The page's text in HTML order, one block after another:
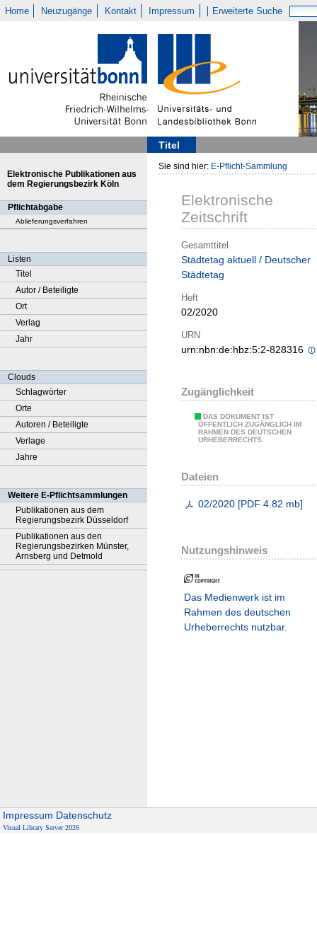
Home Neuzugänge Kontakt Impressum Erweiterte Suche
Titel
Elektronische Publikationen aus
dem Regierungsbezirk Köln
Pflichtabgabe
Ablieferungsverfahren
Listen
Titel
Autor / Beteiligte
Ort
Verlag
Jahr
Clouds
Schlagwörter
Orte
Autoren / Beteiligte
Verlage
Jahre
Weitere E-Pflichtsammlungen
Publikationen aus dem
Regierungsbezirk Düsseldorf
Publikationen aus den
Regierungsbezirken Münster,
Arnsberg und Detmold
Sie sind hier: E-Pflicht-Sammlung
Elektronische
Zeitschrift
Gesamttitel
Städtetag aktuell / Deutscher
Städtetag
Heft
02/2020
URN
urn:nbn:de:hbz:5:2-828316
Zugänglichkeit
DAS DOKUMENT IST
ÖFFENTLICH ZUGÄNGLICH IM
RAHMEN DES DEUTSCHEN
URHEBERRECHTS.
Dateien
02/2020 [PDF 4.82 mb]
Nutzungshinweis
Das Medienwerk ist im
Rahmen des deutschen
Urheberrechts nutzbar.
Impressum Datenschutz
Visual Library Server 2026